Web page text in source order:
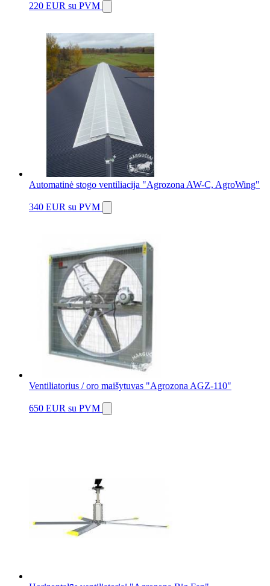
220 EUR su PVM
Automatinė stogo ventiliacija "Agrozona AW-C, AgroWing"
340 EUR su PVM
Ventiliatorius / oro maišytuvas "Agrozona AGZ-110"
650 EUR su PVM